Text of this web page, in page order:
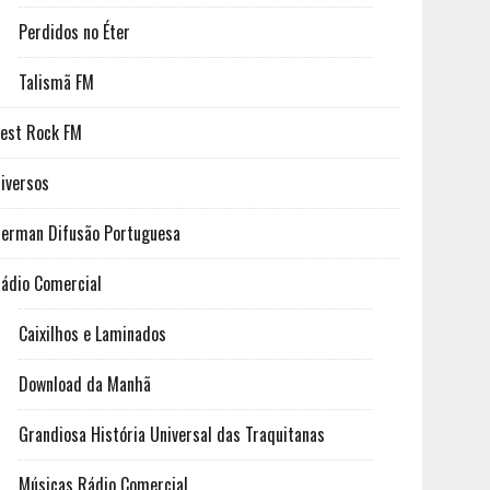
Perdidos no Éter
Talismã FM
Rock FM
Difusão Portuguesa
Comercial
Caixilhos e Laminados
Download da Manhã
Grandiosa História Universal das Traquitanas